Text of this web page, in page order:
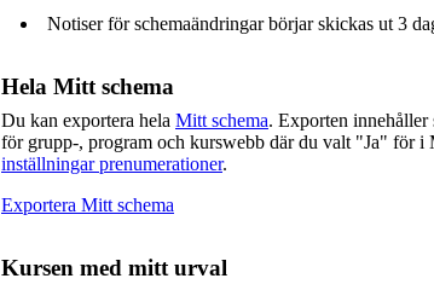
Notiser för schemaändringar börjar skickas ut 3
Hela Mitt schema
Du kan exportera hela Mitt schema. Exporten innehåller
för grupp-, program och kurswebb där du valt "Ja" för i
inställningar prenumerationer.
Exportera Mitt schema
Kursen med mitt urval